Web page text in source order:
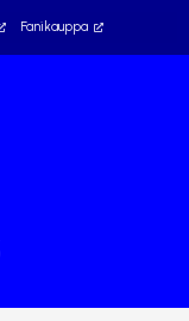
Fanikauppa